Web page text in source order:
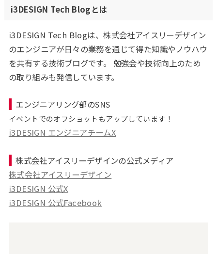
i3DESIGN Tech Blogとは
i3DESIGN Tech Blogは、株式会社アイスリーデザイン
のエンジニアが日々の業務を通じて得た知識やノウハウ
を共有する技術ブログです。 勉強会や技術向上のため
の取り組みも発信しています。
エンジニアリング部のSNS
イベントでのオフショットもアップしています！
i3DESIGN エンジニアチームX
株式会社アイスリーデザインの公式メディア
株式会社アイスリーデザイン
i3DESIGN 公式X
i3DESIGN 公式Facebook